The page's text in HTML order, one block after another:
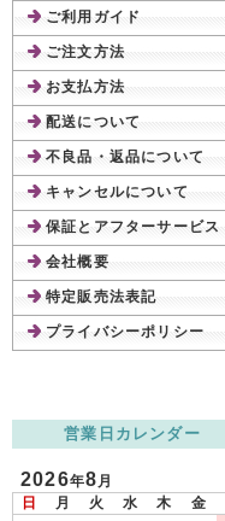
ご利用ガイド
ご注文方法
お支払方法
配送について
不良品・返品について
キャンセルについて
保証とアフターサービス
会社概要
特定販売法表記
プライバシーポリシー
営業日カレンダー
2026年8月
日
月 火 水 木 金